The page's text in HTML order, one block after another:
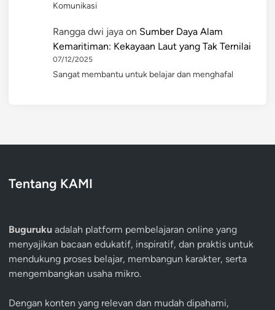
Komunikasi
Rangga dwi jaya on Sumber Daya Alam
Kemaritiman: Kekayaan Laut yang Tak Ternilai
07/12/2025
Sangat membantu untuk belajar dan menghafal
Tentang KAMI
Buguruku adalah platform pembelajaran online yang
menyajikan bacaan edukatif, inspiratif, dan praktis untuk
mendukung proses belajar, membangun karakter, serta
mengembangkan usaha mikro.
Dengan konten yang relevan dan mudah dipahami,